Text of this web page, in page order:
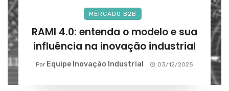
MERCADO B2B
RAMI 4.0: entenda o modelo e sua
influência na inovação industrial
Por Equipe Inovação Industrial 03/12/2025